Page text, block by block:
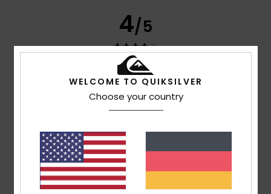
4/5
2. Juli 2026
Verifizierter Kauf
Preis-Leistungs-Verhältnis...
Ich empfehle dieses Produkt
4
WELCOME TO QUIKSILVER
Choose your country